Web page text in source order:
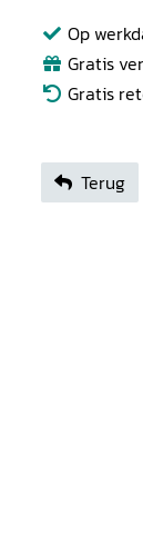
Op
Gratis
Gratis
Terug